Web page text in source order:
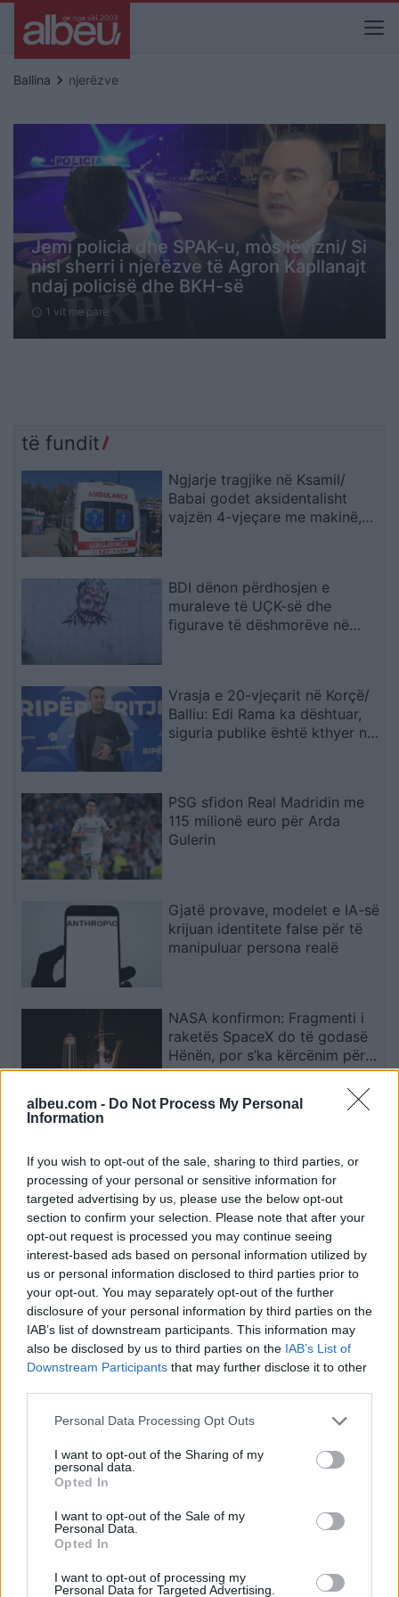
albeu.com - Do Not Process My Personal
Information
If you wish to opt-out of the sale, sharing to third parties, or
processing of your personal or sensitive information for
targeted advertising by us, please use the below opt-out
section to confirm your selection. Please note that after your
opt-out request is processed you may continue seeing
interest-based ads based on personal information utilized by
us or personal information disclosed to third parties prior to
your opt-out. You may separately opt-out of the further
disclosure of your personal information by third parties on the
IAB’s list of downstream participants. This information may
also be disclosed by us to third parties on the IAB’s List of
Downstream Participants that may further disclose it to other
Personal Data Processing Opt Outs
I want to opt-out of the Sharing of my
personal data.
Opted In
I want to opt-out of the Sale of my
Personal Data.
Opted In
I want to opt-out of processing my
Personal Data for Targeted Advertising.
Ballina keyboard_arrow_right njerëzve
Jemi policia dhe SPAK-u, mos lëvizni/ Si
nisi sherri i njerëzve të Agron Kapllanajt
ndaj policisë dhe BKH-së
schedule 1 vit me parë
të fundit
Ngjarje tragjike në Ksamil/
Babai godet aksidentalisht
vajzën 4-vjeçare me makinë,
BDI dënon përdhosjen e
muraleve të UÇK-së dhe
figurave të dëshmorëve në
Vrasja e 20-vjeçarit në Korçë/
Balliu: Edi Rama ka dështuar,
siguria publike është kthyer në
PSG sfidon Real Madridin me
115 milionë euro për Arda
Gulerin
Gjatë provave, modelet e IA-së
krijuan identitete false për të
manipuluar persona realë
NASA konfirmon: Fragmenti i
raketës SpaceX do të godasë
Hënën, por s’ka kërcënim për
Tokën
paralajmërojnë për rrezikun e
dezinformimit
Esim for Global
Esim for USA|Esim for Italy| Esim for Spain|Esim